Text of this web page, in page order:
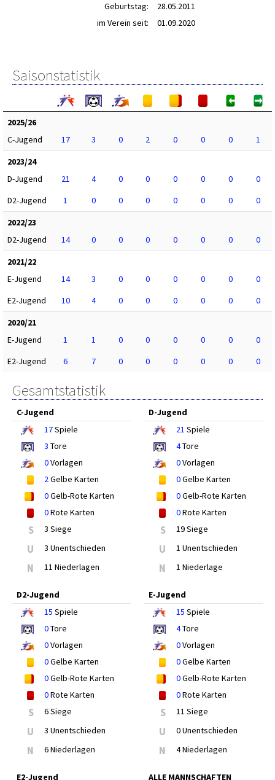
Geburtstag:
28.05.2011
im Verein seit:
01.09.2020
Saisonstatistik
2025/26
C-Jugend
17 3 0 2 0 0 0
1
2023/24
D-Jugend
21 4 0 0 0 0 0
0
D2-Jugend
1 0 0 0 0 0 0
0
2022/23
D2-Jugend
14 0 0 0 0 0 0
0
2021/22
E-Jugend
14 3 0 0 0 0 0
0
E2-Jugend
10 4 0 0 0 0 0
0
2020/21
E-Jugend
1 1 0 0 0 0 0
0
E2-Jugend
6 7 0 0 0 0 0 0
Gesamtstatistik
C-Jugend
17Spiele
3 Tore
0Vorlagen
2Gelbe Karten
0Gelb-Rote Karten
0Rote Karten
S 3 Siege
U 3 Unentschieden
N 11 Niederlagen
D-Jugend
21 Spiele
4Tore
0Vorlagen
0Gelbe Karten
0Gelb-Rote Karten
0Rote Karten
S 19 Siege
U 1 Unentschieden
N 1 Niederlage
D2-Jugend
15 Spiele
0Tore
0Vorlagen
0Gelbe Karten
0Gelb-Rote Karten
0Rote Karten
S 6 Siege
U 3 Unentschieden
N 6 Niederlagen
E-Jugend
15 Spiele
4Tore
0Vorlagen
0Gelbe Karten
0Gelb-Rote Karten
0Rote Karten
S 11 Siege
U 0 Unentschieden
N 4 Niederlagen
E2-Jugend ALLE MANNSCHAFTEN